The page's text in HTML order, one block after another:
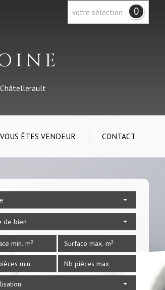
votre sélection 0
Châtellerault
VOUS ÊTES VENDEUR CONTACT
de bien